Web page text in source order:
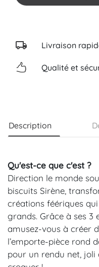
Livraison
Qualité et
Description
Qu'est-ce que c'est ?
Direction le monde
biscuits Sirène,
créations féériques
grands. Grâce à ses 3
amusez-vous à créer
l’emporte-pièce rond
pour un rendu net,